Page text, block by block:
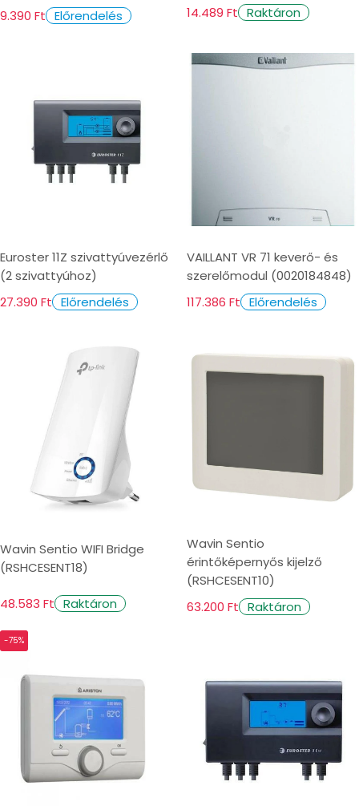
9.390 Ft Előrendelés 14.489 Ft Raktáron
Euroster 11Z szivattyúvezérlő
(2 szivattyúhoz)
27.390 Ft Előrendelés
VAILLANT VR 71 keverő- és
szerelőmodul (0020184848)
117.386 Ft Előrendelés
Wavin Sentio WIFI Bridge
(RSHCESENT18)
48.583 Ft Raktáron
Wavin Sentio
érintőképernyős kijelző
(RSHCESENT10)
63.200 Ft Raktáron
-75%